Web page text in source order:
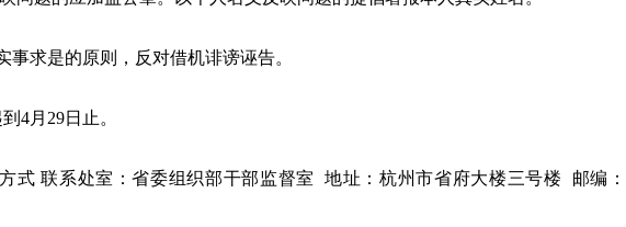
求是的原则，反对借机诽谤诬告。
4月29日止。
联系处室：省委组织部干部监督室 地址：杭州市省府大楼三号楼 邮编：